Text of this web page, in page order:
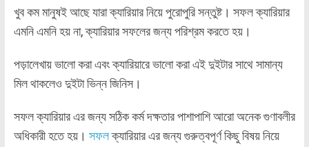
খুব কম মানুষই আছে যারা ক্যারিয়ার নিয়ে পুরোপুরি সন্তুষ্ট। সফল ক্যারিয়ার
এমনি এমনি হয় না, ক্যারিয়ার সফলের জন্য পরিশ্রম করতে হয়।
পড়ালেখায় ভালো করা এবং ক্যারিয়ারে ভালো করা এই দুইটার সাথে সামান্য
মিল থাকলেও দুইটা ভিন্ন জিনিস।
সফল ক্যারিয়ার এর জন্য সঠিক কর্ম দক্ষতার পাশাপাশি আরো অনেক গুণাবলীর
অধিকারী হতে হয়। সফলক্যারিয়ার এর জন্য গুরুত্বপূর্ণ কিছু বিষয় নিয়ে